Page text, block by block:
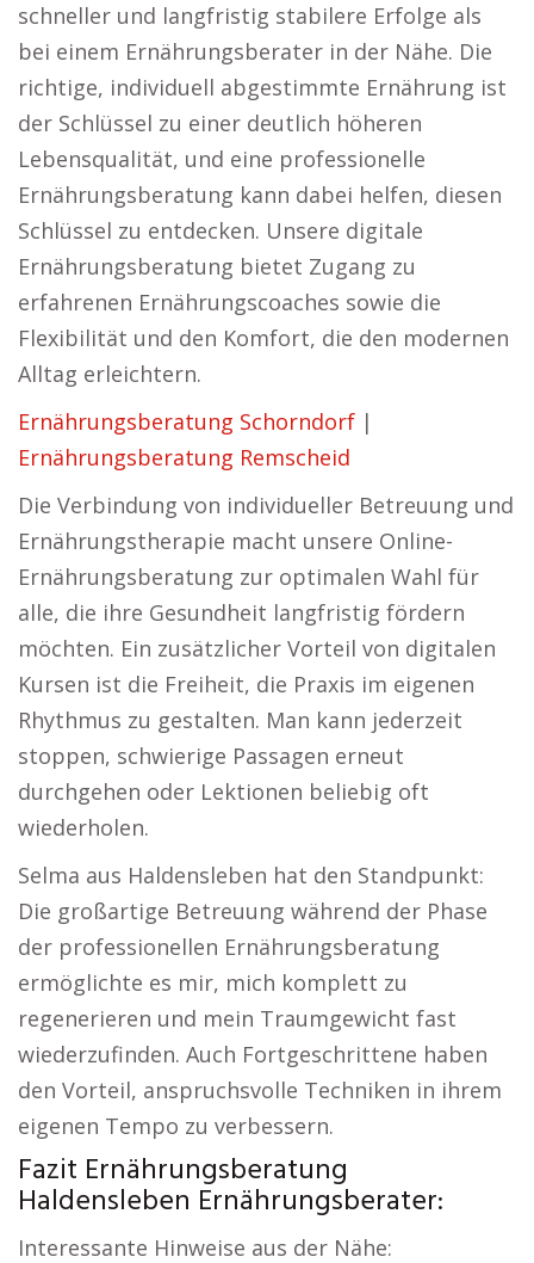
schneller und langfristig stabilere Erfolge als
bei einem Ernährungsberater in der Nähe. Die
richtige, individuell abgestimmte Ernährung ist
der Schlüssel zu einer deutlich höheren
Lebensqualität, und eine professionelle
Ernährungsberatung kann dabei helfen, diesen
Schlüssel zu entdecken. Unsere digitale
Ernährungsberatung bietet Zugang zu
erfahrenen Ernährungscoaches sowie die
Flexibilität und den Komfort, die den modernen
Alltag erleichtern.
Ernährungsberatung Schorndorf |
Ernährungsberatung Remscheid
Die Verbindung von individueller Betreuung und
Ernährungstherapie macht unsere Online-
Ernährungsberatung zur optimalen Wahl für
alle, die ihre Gesundheit langfristig fördern
möchten. Ein zusätzlicher Vorteil von digitalen
Kursen ist die Freiheit, die Praxis im eigenen
Rhythmus zu gestalten. Man kann jederzeit
stoppen, schwierige Passagen erneut
durchgehen oder Lektionen beliebig oft
wiederholen.
Selma aus Haldensleben hat den Standpunkt:
Die großartige Betreuung während der Phase
der professionellen Ernährungsberatung
ermöglichte es mir, mich komplett zu
regenerieren und mein Traumgewicht fast
wiederzufinden. Auch Fortgeschrittene haben
den Vorteil, anspruchsvolle Techniken in ihrem
eigenen Tempo zu verbessern.
Fazit Ernährungsberatung
Haldensleben Ernährungsberater:
Interessante Hinweise aus der Nähe: